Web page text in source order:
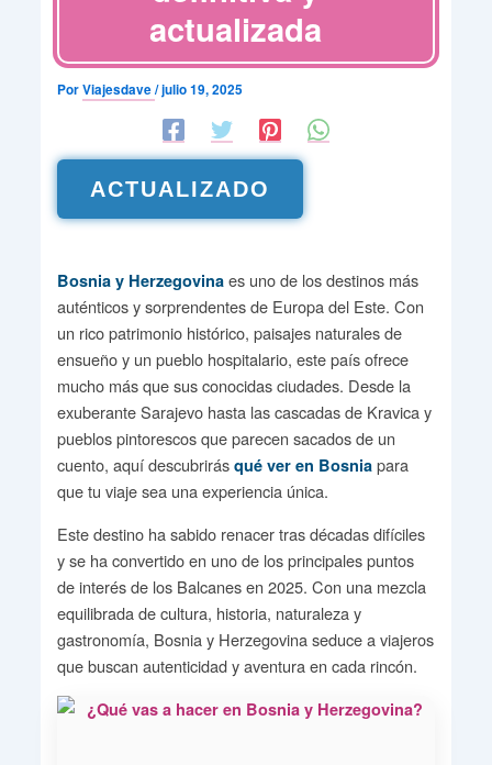
actualizada
PorViajesdave/julio 19, 2025
ACTUALIZADO
Bosnia y Herzegovinaes uno de los destinos más
auténticos y sorprendentes de Europa del Este. Con
un rico patrimonio histórico, paisajes naturales de
ensueño y un pueblo hospitalario, este país ofrece
mucho más que sus conocidas ciudades. Desde la
exuberante Sarajevo hasta las cascadas de Kravica y
pueblos pintorescos que parecen sacados de un
cuento, aquí descubrirás qué ver en Bosniapara
que tu viaje sea una experiencia única.
Este destino ha sabido renacer tras décadas difíciles
y se ha convertido en uno de los principales puntos
de interés de los Balcanes en 2025. Con una mezcla
equilibrada de cultura, historia, naturaleza y
gastronomía, Bosnia y Herzegovina seduce a viajeros
que buscan autenticidad y aventura en cada rincón.